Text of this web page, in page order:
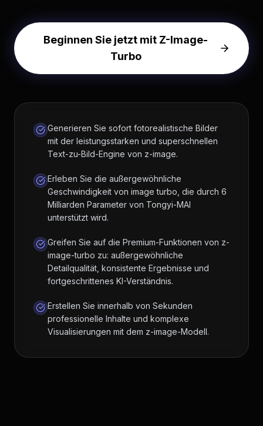
Beginnen Sie jetzt mit Z-Image-
Turbo
Generieren Sie sofort fotorealistische Bilder
mit der leistungsstarken und superschnellen
Text-zu-Bild-Engine von z-image.
Erleben Sie die außergewöhnliche
Geschwindigkeit von image turbo, die durch 6
Milliarden Parameter von Tongyi-MAI
unterstützt wird.
Greifen Sie auf die Premium-Funktionen von z-
image-turbo zu: außergewöhnliche
Detailqualität, konsistente Ergebnisse und
fortgeschrittenes KI-Verständnis.
Erstellen Sie innerhalb von Sekunden
professionelle Inhalte und komplexe
Visualisierungen mit dem z-image-Modell.